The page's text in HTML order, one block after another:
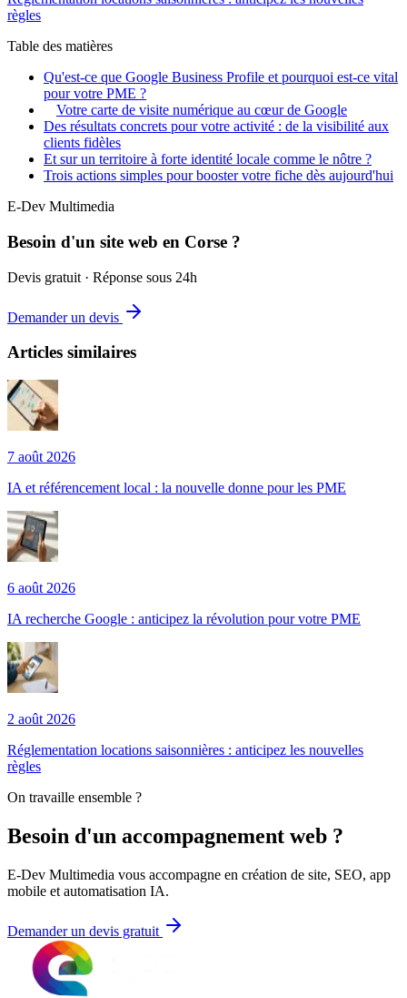
règles
Table des matières
Qu'est-ce que Google Business Profile et pourquoi est-ce vital
pour votre PME ?
Votre carte de visite numérique au cœur de Google
Des résultats concrets pour votre activité : de la visibilité aux
clients fidèles
Et sur un territoire à forte identité locale comme le nôtre ?
Trois actions simples pour booster votre fiche dès aujourd'hui
E-Dev Multimedia
Besoin d'un site web en Corse ?
Devis gratuit · Réponse sous 24h
Demander un devis
Articles similaires
7 août 2026
IA et référencement local : la nouvelle donne pour les PME
6 août 2026
IA recherche Google : anticipez la révolution pour votre PME
2 août 2026
Réglementation locations saisonnières : anticipez les nouvelles
règles
On travaille ensemble ?
Besoin d'un accompagnement web ?
E-Dev Multimedia vous accompagne en création de site, SEO, app
mobile et automatisation IA.
Demander un devis gratuit